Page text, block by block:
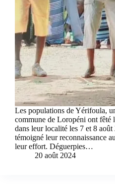
Les populations de Yérifoula,
commune de Loropéni ont fêté
dans leur localité les 7 et 8
témoigné leur reconnaissance
leur effort. Déguerpies…
20 août 2024